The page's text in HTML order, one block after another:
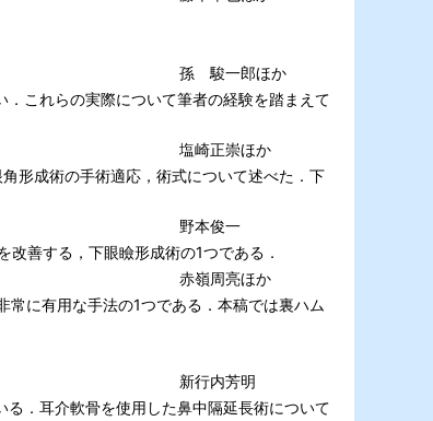
孫 駿一郎ほか
これらの実際について筆者の経験を踏まえて
塩崎正崇ほか
形成術の手術適応，術式について述べた．下
野本俊一
善する，下眼瞼形成術の1つである．
赤嶺周亮ほか
に有用な手法の1つである．本稿では裏ハム
新行内芳明
．耳介軟骨を使用した鼻中隔延長術について